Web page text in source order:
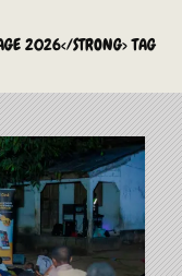
2026</STRONG> TAG